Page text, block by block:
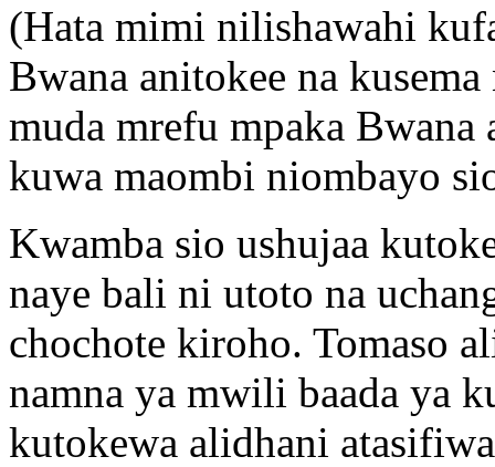
(Hata mimi nilishawahi
Bwana anitokee na
muda mrefu mpaka
kuwa maombi niombayo
Kwamba sio ushujaa
naye bali ni utoto na
chochote kiroho. Tomaso
namna ya mwili baada ya
kutokewa alidhani